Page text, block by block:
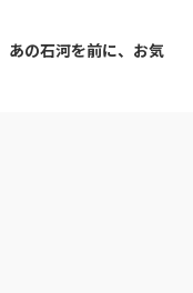
あの石河を前に、お気